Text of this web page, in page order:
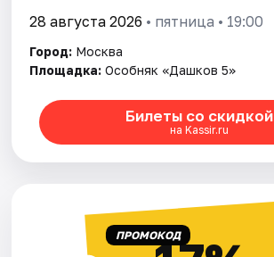
28 августа 2026 • пятница • 19:00
Город: Москва
Площадка: Особняк «Дашков 5»
Билеты со скидкой
на Kassir.ru
ПРОМОКОД